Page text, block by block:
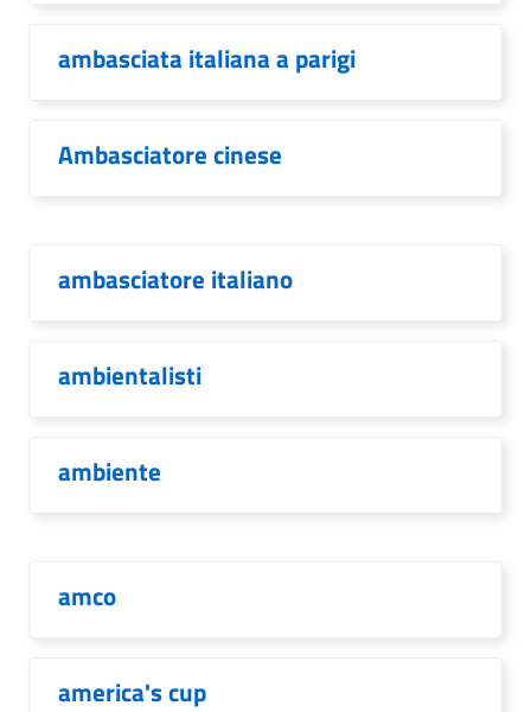
ambasciata italiana a parigi
Ambasciatore cinese
ambasciatore italiano
ambientalisti
ambiente
amco
america's cup